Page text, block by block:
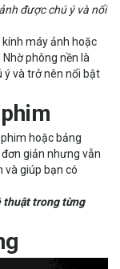
được chú ý và nổi
máy ảnh hoặc
phông nền là
ý và trở nên nổi bật
hoặc bảng
giản nhưng vẫn
và giúp bạn có
thuật trong từng